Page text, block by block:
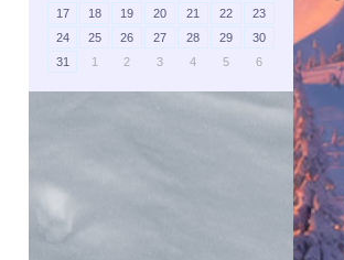
17
18 19 20 21 22
23
24
25 26 27 28 29
30
31
1 2 3 4 5 6